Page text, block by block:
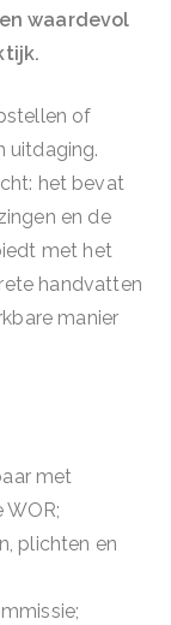
waardevol
of
uitdaging.
het bevat
en de
met het
handvatten
manier
met
plichten en